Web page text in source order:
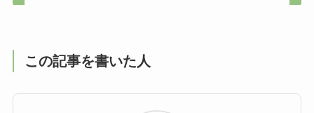
この記事を書いた人